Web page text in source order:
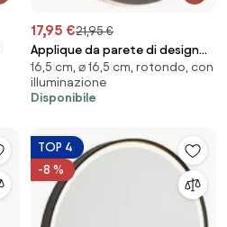
17,95 €21,95 €
Applique da parete di design
grigia 16,5 cm con LED - Skyf
16,5 cm, ⌀ 16,5 cm, rotondo, con
illuminazione
Disponibile
TOP 4
-8 %